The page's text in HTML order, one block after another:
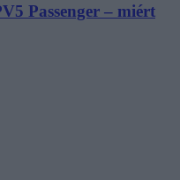
Passenger – miért